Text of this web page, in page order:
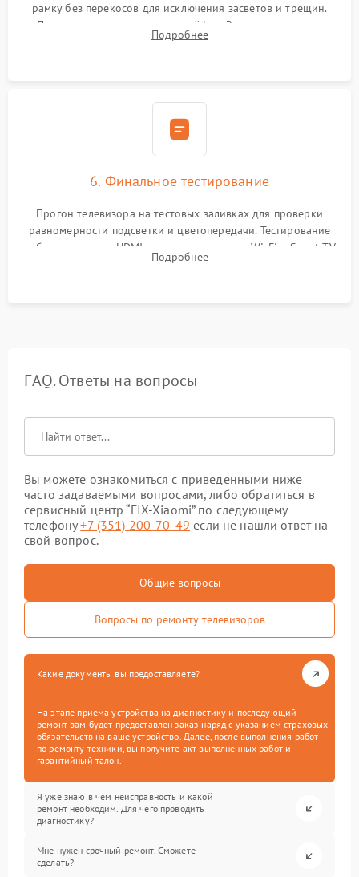
рамку без перекосов для исключения засветов и трещин.
Подключение внутренних шлейфов. Закрытие корпуса.
Сброс настроек и обновление программного обеспечения.
Подробнее
6. Финальное тестирование
Прогон телевизора на тестовых заливках для проверки
равномерности подсветки и цветопередачи. Тестирование
работы разъемов HDMI, динамиков, модуля Wi-Fi и Smart TV
в рабочем режиме в течение нескольких часов.
Подробнее
FAQ. Ответы на вопросы
Вы можете ознакомиться с приведенными ниже
часто задаваемыми вопросами, либо обратиться в
сервисный центр “FIX-Xiaomi” по следующему
телефону+7 (351) 200-70-49 если не нашли ответ на
свой вопрос.
Общие вопросы
Вопросы по ремонту телевизоров
Какие документы вы предоставляете?
На этапе приема устройства на диагностику и последующий
ремонт вам будет предоставлен заказ-наряд с указанием страховых
обязательств на ваше устройство. Далее, после выполнения работ
по ремонту техники, вы получите акт выполненных работ и
гарантийный талон.
Я уже знаю в чем неисправность и какой
ремонт необходим. Для чего проводить
диагностику?
Мне нужен срочный ремонт. Сможете
сделать?